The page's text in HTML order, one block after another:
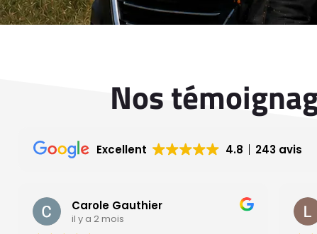
Nos
Excellent 4.8 243 avis
Carole Gauthier
il y a 2 mois